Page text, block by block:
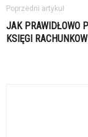
Poprzedni artykuł
JAK PRAWIDŁOWO
KSIĘGI